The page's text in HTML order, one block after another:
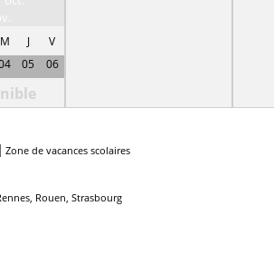
M J
V
05 06
Zone de vacances scolaires
Rouen, Strasbourg